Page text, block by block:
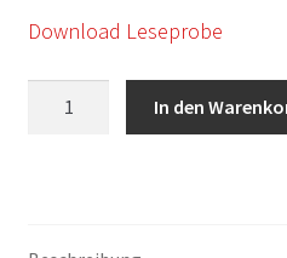
Download Leseprobe
In den